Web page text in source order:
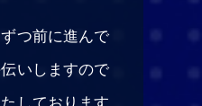
つ前に進んで
いしますので
しております